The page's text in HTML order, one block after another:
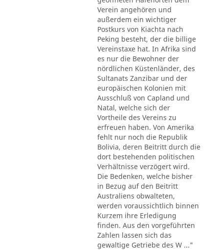
Verein angehören und
außerdem ein wichtiger
Postkurs von Kiachta nach
Peking besteht, der die billige
Vereinstaxe hat. In Afrika sind
es nur die Bewohner der
nördlichen Küstenländer, des
Sultanats Zanzibar und der
europäischen Kolonien mit
Ausschluß von Capland und
Natal, welche sich der
Vortheile des Vereins zu
erfreuen haben. Von Amerika
fehlt nur noch die Republik
Bolivia, deren Beitritt durch die
dort bestehenden politischen
Verhältnisse verzögert wird.
Die Bedenken, welche bisher
in Bezug auf den Beitritt
Australiens obwalteten,
werden voraussichtlich binnen
Kurzem ihre Erledigung
finden. Aus den vorgeführten
Zahlen lassen sich das
gewaltige Getriebe des W ..."